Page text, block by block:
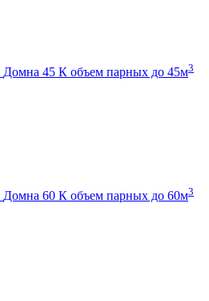
Домна 45 К объем парных до 45м3
Домна 60 К объем парных до 60м3